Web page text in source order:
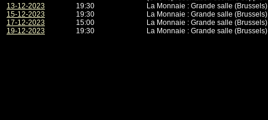
13-12-2023
19:30
La Monnaie : Grande salle (Brussels)
15-12-2023
19:30
La Monnaie : Grande salle (Brussels)
17-12-2023
15:00
La Monnaie : Grande salle (Brussels)
19-12-2023
19:30 La Monnaie : Grande salle (Brussels)